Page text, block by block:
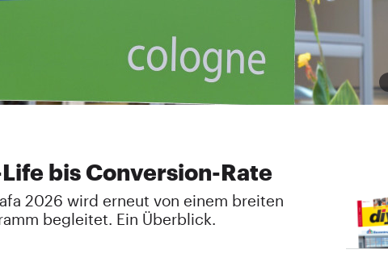
bis ­Conversion-Rate
2026 wird erneut von einem breiten
begleitet. Ein Überblick.